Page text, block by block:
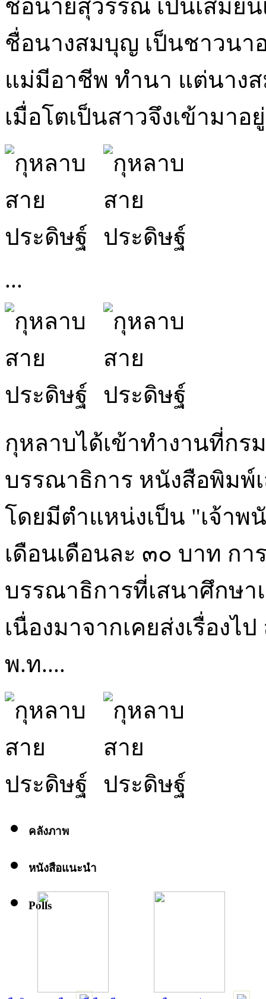
ชื่อนายสุวรรณ เป็นเสมีย
ชื่อนางสมบุญ เป็นชาวนา
แม่มีอาชีพ ทำนา แต่นาง
เมื่อโตเป็นสาวจึงเข้ามา
...
กุหลาบได้เข้าทำงานที่กร
บรรณาธิการ หนังสือพิมพ์
โดยมีตำแหน่งเป็น "เจ้าพ
เดือนเดือนละ ๓๐ บาท ก
บรรณาธิการที่เสนาศึกษา
เนื่องมาจากเคยส่งเรื่อง
พ.ท....
คลังภาพ
หนังสือแนะนำ
Polls